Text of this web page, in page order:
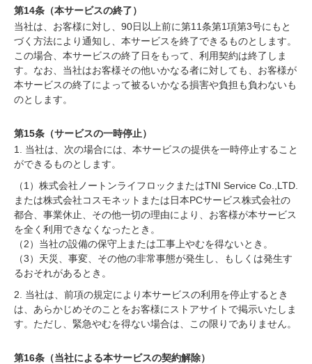
第14条（本サービスの終了）
当社は、お客様に対し、90日以上前に第11条第1項第3号にもと
づく方法により通知し、本サービスを終了できるものとします。
この場合、本サービスの終了日をもって、利用契約は終了しま
す。なお、当社はお客様その他いかなる者に対しても、お客様が
本サービスの終了によって被るいかなる損害や負担も負わないも
のとします。
第15条（サービスの一時停止）
1. 当社は、次の場合には、本サービスの提供を一時停止すること
ができるものとします。
（1）株式会社ノートンライフロックまたはTNI Service Co.,LTD.
または株式会社コスモネットまたは日本PCサービス株式会社の
都合、事業休止、その他一切の理由により、お客様が本サービス
を全く利用できなくなったとき。
（2）当社の設備の保守上または工事上やむを得ないとき。
（3）天災、事変、その他の非常事態が発生し、もしくは発生す
るおそれがあるとき。
2. 当社は、前項の規定により本サービスの利用を停止するとき
は、あらかじめそのことをお客様にストアサイトで掲示いたしま
す。ただし、緊急やむを得ない場合は、この限りでありません。
第16条（当社による本サービスの契約解除）